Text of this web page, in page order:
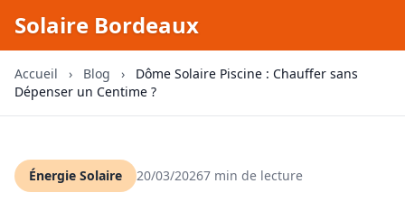
Solaire Bordeaux
Accueil › Blog ›
Dôme Solaire Piscine : Chauffer sans
Dépenser un Centime ?
Énergie Solaire 20/03/20267 min de lecture